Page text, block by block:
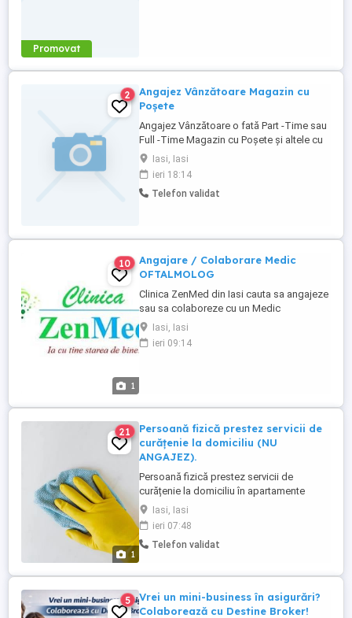
Promovat
2
Angajez Vânzătoare Magazin cu
Poșete
Angajez Vânzătoare o fată Part -Time sau
Full -Time Magazin cu Poșete și altele cu
sau fără experiență salariu 1 500 - 3 000
Lei Cv-ul pe Publi24
Iasi, Iasi
ieri 18:14
Telefon validat
1
10
Angajare / Colaborare Medic
OFTALMOLOG
Clinica ZenMed din Iasi cauta sa angajeze
sau sa colaboreze cu un Medic
Oftalmolog disponibil pentru prima parte
a zilei in regim part time sau full time. Mai
multe detalii la
Iasi, Iasi
ieri 09:14
1
21
Persoană fizică prestez servicii de
curățenie la domiciliu (NU
ANGAJEZ).
Persoană fizică prestez servicii de
curățenie la domiciliu în apartamente
(curățenie de întreținere) cu produsele
clientului Menționez că eu fac curățenie nu
angajez.
Iasi, Iasi
ieri 07:48
Telefon validat
5
Vrei un mini-business în asigurări?
Colaborează cu Destine Broker!